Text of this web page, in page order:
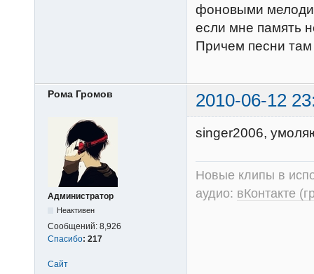
фоновыми
если мне память
Причем песни
Рома Громов 2010-06-12
Администратор
Неактивен
Сообщений: 8,926
Спасибо: 217
singer2006,
Новые клипы в
аудио: вКонтакте
Сайт